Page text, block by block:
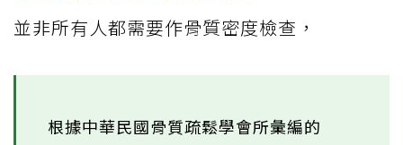
並非所有人都需要作骨質密度檢查，
根據中華民國骨質疏鬆學會所彙編的